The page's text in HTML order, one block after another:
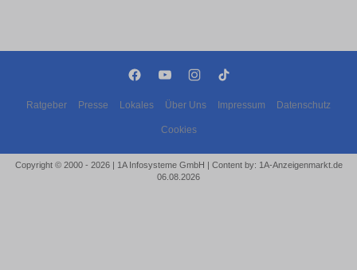
Ratgeber Presse Lokales Über Uns Impressum Datenschutz
Cookies
Copyright © 2000 - 2026 | 1A Infosysteme GmbH | Content by: 1A-Anzeigenmarkt.de
06.08.2026